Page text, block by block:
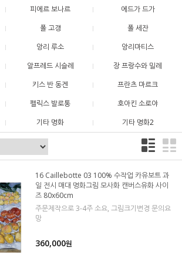
피에르 보나르
에드가 드가
폴 고갱
폴 세잔
앙리 루소
앙리마티스
알프레드 시슬레
장 프랑수와 밀레
키스 반 동겐
프란츠 마르크
펠릭스 발로통
호아킨 소로야
기타 명화 기타 명화2
16 Caillebotte 03 100% 수작업 카유보트 과
일 전시 매대 명화그림 모사화 캔버스유화 사이
즈 80x60cm
주문제작으로 3-4주 소요, 그림크기변경 문의요
망
360,000원